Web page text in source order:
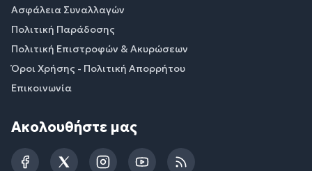
Ασφάλεια Συναλλαγών
Πολιτική Παράδοσης
Πολιτική Επιστροφών & Ακυρώσεων
Όροι Χρήσης - Πολιτική Απορρήτου
Επικοινωνία
Ακολουθήστε μας